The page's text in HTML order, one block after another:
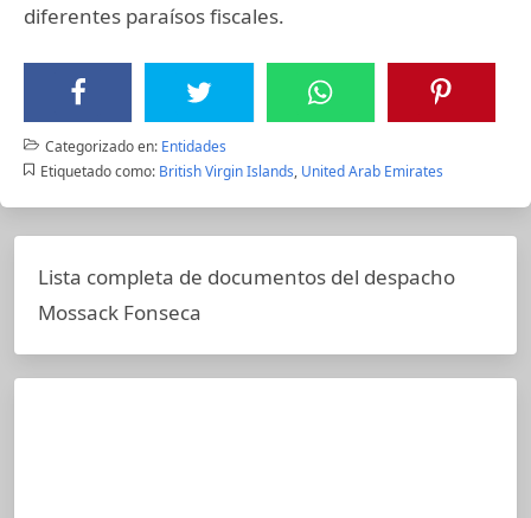
diferentes paraísos fiscales.
Categorizado en: Entidades
Etiquetado como: British Virgin Islands, United Arab Emirates
Lista completa de documentos del despacho
Mossack Fonseca